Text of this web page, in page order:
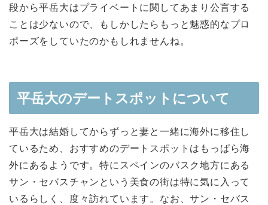
段から平岳大はプライベートに関してあまり公言する
ことは少ないので、もしかしたらもっと魅惑的なプロ
ポーズをしていたのかもしれませんね。
平岳大のデートスポットについて
平岳大は結婚してからずっと妻と一緒に海外に移住し
ているため、おすすめのデートスポットはもっぱら海
外にあるようです。特にスペインのバスク地方にある
サン・セバスチャンという美食の街は特に気に入って
いるらしく、度々訪れています。なお、サン・セバス